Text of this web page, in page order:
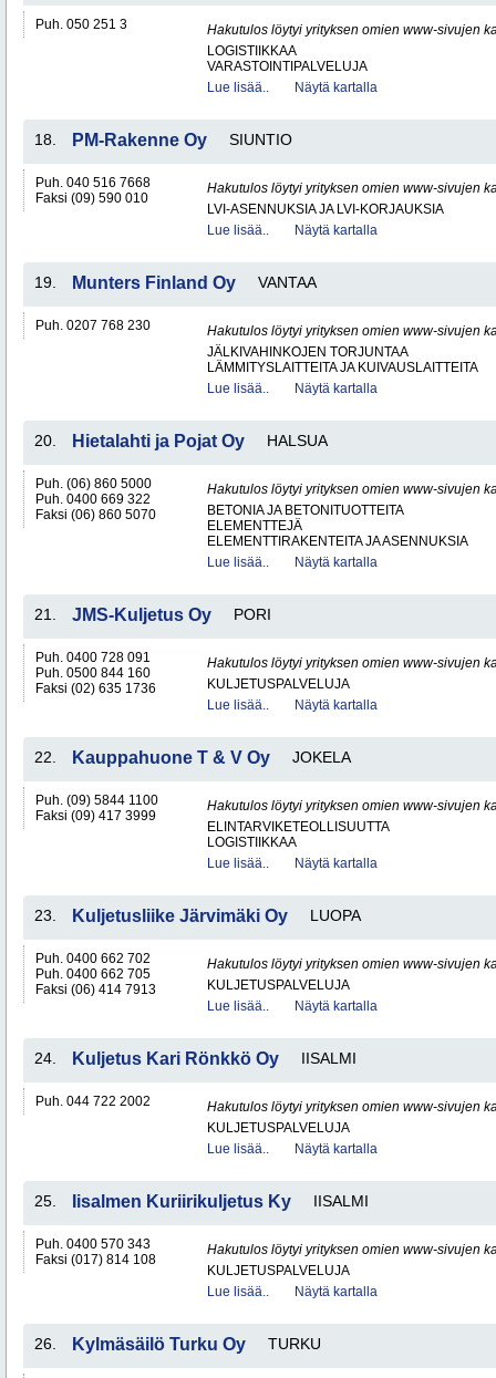
Puh. 050 251 3
Hakutulos löytyi yrityksen omien www-sivujen
LOGISTIIKKAA
VARASTOINTIPALVELUJA
Lue lisää..
Näytä kartalla
18. PM-Rakenne Oy SIUNTIO
Puh. 040 516 7668
Faksi (09) 590 010
Hakutulos löytyi yrityksen omien www-sivujen
LVI-ASENNUKSIA JA LVI-KORJAUKSIA
Lue lisää..
Näytä kartalla
19. Munters Finland Oy VANTAA
Puh. 0207 768 230
Hakutulos löytyi yrityksen omien www-sivujen
JÄLKIVAHINKOJEN TORJUNTAA
LÄMMITYSLAITTEITA JA KUIVAUSLAITTEITA
Lue lisää..
Näytä kartalla
20. Hietalahti ja Pojat Oy HALSUA
Puh. (06) 860 5000
Puh. 0400 669 322
Faksi (06) 860 5070
Hakutulos löytyi yrityksen omien www-sivujen
BETONIA JA BETONITUOTTEITA
ELEMENTTEJÄ
ELEMENTTIRAKENTEITA JA ASENNUKSIA
Lue lisää..
Näytä kartalla
21. JMS-Kuljetus Oy PORI
Puh. 0400 728 091
Puh. 0500 844 160
Faksi (02) 635 1736
Hakutulos löytyi yrityksen omien www-sivujen
KULJETUSPALVELUJA
Lue lisää..
Näytä kartalla
22. Kauppahuone T & V Oy JOKELA
Puh. (09) 5844 1100
Faksi (09) 417 3999
Hakutulos löytyi yrityksen omien www-sivujen
ELINTARVIKETEOLLISUUTTA
LOGISTIIKKAA
Lue lisää..
Näytä kartalla
23. Kuljetusliike Järvimäki Oy LUOPA
Puh. 0400 662 702
Puh. 0400 662 705
Faksi (06) 414 7913
Hakutulos löytyi yrityksen omien www-sivujen
KULJETUSPALVELUJA
Lue lisää..
Näytä kartalla
24. Kuljetus Kari Rönkkö Oy IISALMI
Puh. 044 722 2002
Hakutulos löytyi yrityksen omien www-sivujen
KULJETUSPALVELUJA
Lue lisää..
Näytä kartalla
25. Iisalmen Kuriirikuljetus Ky IISALMI
Puh. 0400 570 343
Faksi (017) 814 108
Hakutulos löytyi yrityksen omien www-sivujen
KULJETUSPALVELUJA
Lue lisää..
Näytä kartalla
26. Kylmäsäilö Turku Oy TURKU